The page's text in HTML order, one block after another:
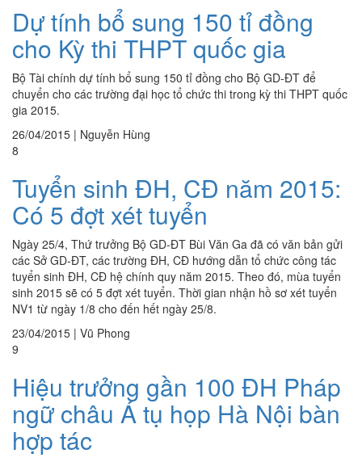
Dự tính bổ sung 150 tỉ đồng
cho Kỳ thi THPT quốc gia
Bộ Tài chính dự tính bổ sung 150 tỉ đồng cho Bộ GD-ĐT để
chuyển cho các trường đại học tổ chức thi trong kỳ thi THPT quốc
gia 2015.
26/04/2015 | Nguyễn Hùng
8
Tuyển sinh ĐH, CĐ năm 2015:
Có 5 đợt xét tuyển
Ngày 25/4, Thứ trưởng Bộ GD-ĐT Bùi Văn Ga đã có văn bản gửi
các Sở GD-ĐT, các trường ĐH, CĐ hướng dẫn tổ chức công tác
tuyển sinh ĐH, CĐ hệ chính quy năm 2015. Theo đó, mùa tuyển
sinh 2015 sẽ có 5 đợt xét tuyển. Thời gian nhận hồ sơ xét tuyển
NV1 từ ngày 1/8 cho đến hết ngày 25/8.
23/04/2015 | Vũ Phong
9
Hiệu trưởng gần 100 ĐH Pháp
ngữ châu Á tụ họp Hà Nội bàn
hợp tác